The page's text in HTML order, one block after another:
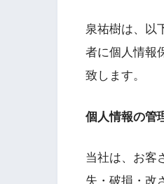
泉祐樹は、以
者に個人情報
致します。
個人情報の管
当社は、お客
失・破損・改